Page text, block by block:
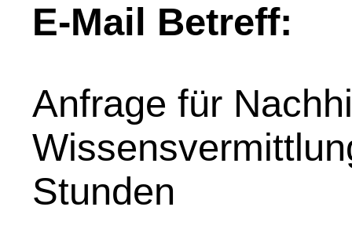
E-Mail Betreff:
Anfrage für
Stunden